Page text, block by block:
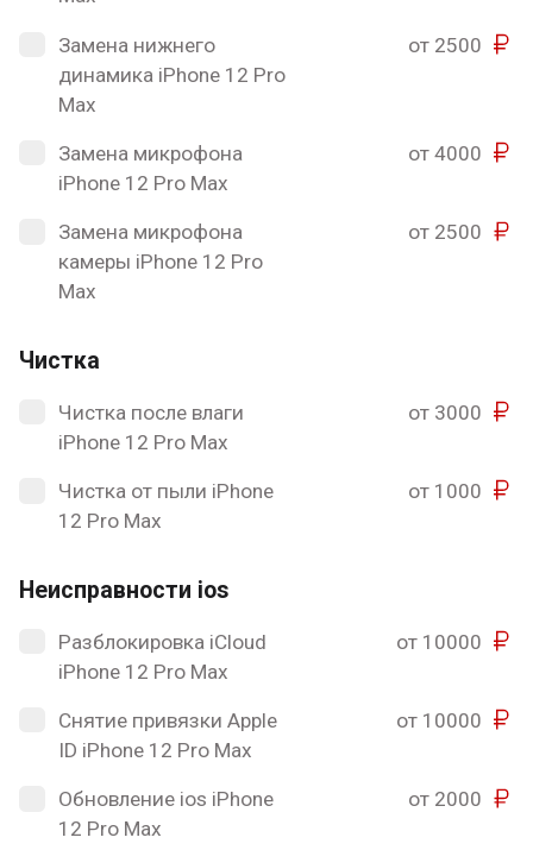
Замена нижнего
динамика iPhone 12 Pro
Max
от 2500
Замена микрофона
iPhone 12 Pro Max
от 4000
Замена микрофона
камеры iPhone 12 Pro
Max
от 2500
Чистка
Чистка после влаги
iPhone 12 Pro Max
от 3000
Чистка от пыли iPhone
12 Pro Max
от 1000
Неисправности ios
Разблокировка iCloud
iPhone 12 Pro Max
от 10000
Снятие привязки Apple
ID iPhone 12 Pro Max
от 10000
Обновление ios iPhone
12 Pro Max
от 2000